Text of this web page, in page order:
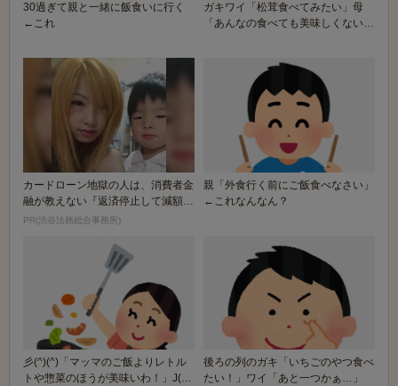
30過ぎて親と一緒に飯食いに行く
←これ
ガキワイ「松茸食べてみたい」母
「あんなの食べても美味しくないわ
カードローン地獄の人は、消費者金
融が教えない『返済停止して減額・
免除する方法』で...
PR(渋谷法務総合事務所)
親「外食行く前にご飯食べなさい」
←これなんなん？
彡(^)(^)「マッマのご飯よりレトル
トや惣菜のほうが美味いわ！」J(
後ろの列のガキ「いちごのやつ食べ
たい！」ワイ「あと一つかぁ…」